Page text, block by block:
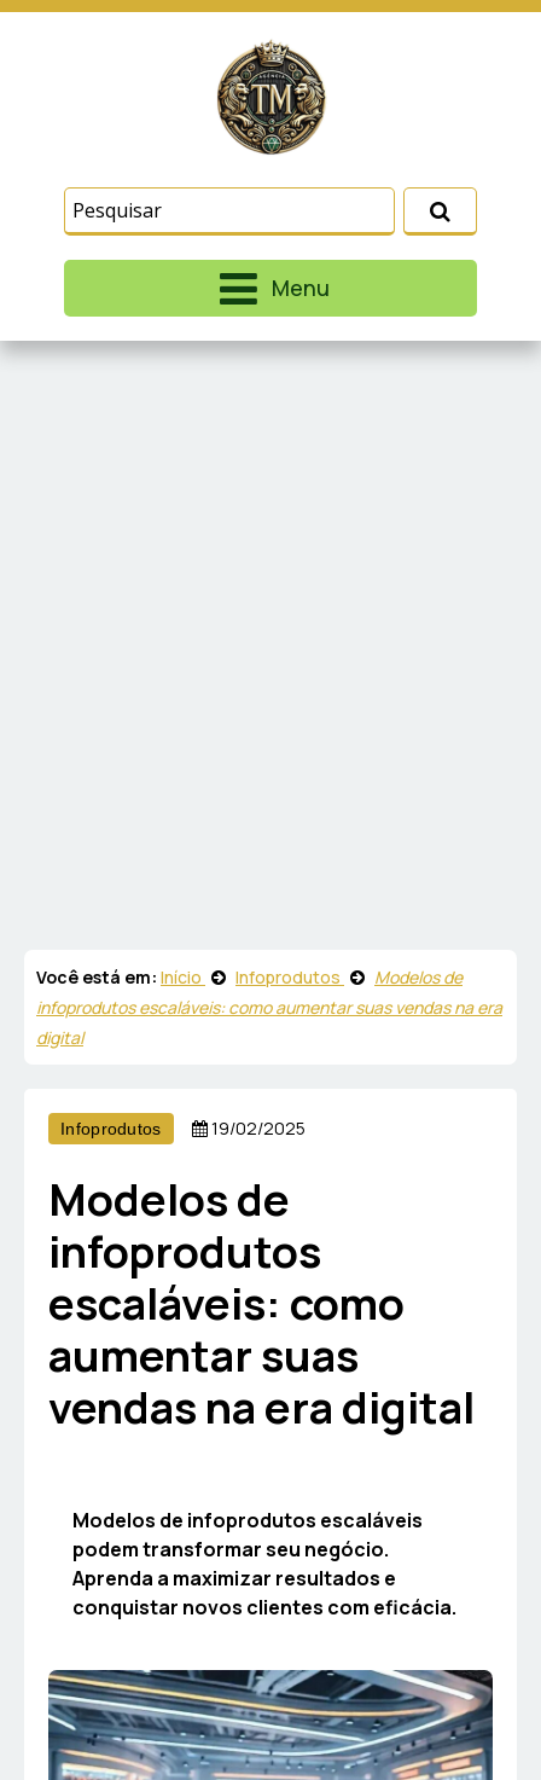
Menu
Você está em: Início Infoprodutos
Modelos de
infoprodutos escaláveis: como aumentar suas vendas na era
digital
Infoprodutos 19/02/2025
Modelos de
infoprodutos
escaláveis: como
aumentar suas
vendas na era digital
Modelos de infoprodutos escaláveis
podem transformar seu negócio.
Aprenda a maximizar resultados e
conquistar novos clientes com eficácia.
similares para lembrar e entender como você usa
nosso site, analisar seu uso de nossos produtos
e serviços, ajudar com nossos esforços de
marketing e fornecer conteúdo de terceiros. Leia
Termos e CondiçõesePolítica de